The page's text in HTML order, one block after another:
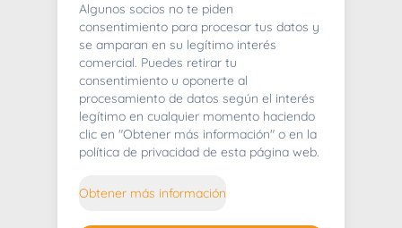
404
Whoops! Lo sentimos mucho.
Algunos socios no te piden
consentimiento para procesar tus datos y
se amparan en su legítimo interés
comercial. Puedes retirar tu
consentimiento u oponerte al
procesamiento de datos según el interés
legítimo en cualquier momento haciendo
clic en "Obtener más información" o en la
política de privacidad de esta página web.
Obtener más información